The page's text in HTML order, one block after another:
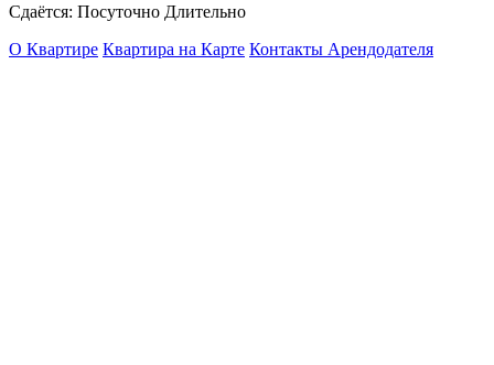
Сдаётся: Посуточно Длительно
О Квартире Квартира на Карте Контакты Арендодателя